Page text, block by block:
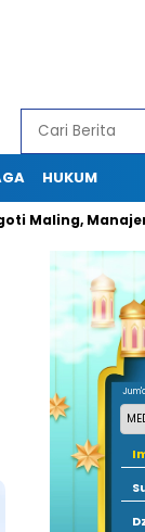
HUKUM
Manajemen dan